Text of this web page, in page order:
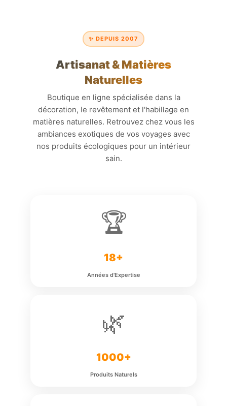
✨ DEPUIS 2007
Artisanat & Matières
Naturelles
Boutique en ligne spécialisée dans la
décoration, le revêtement et l'habillage en
matières naturelles. Retrouvez chez vous les
ambiances exotiques de vos voyages avec
nos produits écologiques pour un intérieur
sain.
🏆
18+
Années d'Expertise
🌿
1000+
Produits Naturels